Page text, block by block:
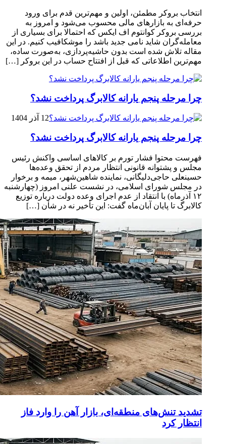
انتخاب بروکر مطمئن، اولین و مهم‌ترین قدم برای ورود
حرفه‌ای به بازارهای مالی محسوب می‌شود و امروز به
بررسی بروکر کوانتوم اف ایکس که احتمالا برای بسیاری از
معامله‌گران شاید نامی جدید باشد را موشکافیب کنیم. در این
مقاله تلاش شده است بدون حاشیه‌پردازی، به‌صورت ساده،
مهم‌ترین اطلاعاتی که قبل از افتتاح حساب در این بروکر […]
چرا مرحله پنجم یارانه کالابرگ پرداخت نشد؟
12 آذر 1404
چرا مرحله پنجم یارانه کالابرگ پرداخت نشد؟
فهرست محتوا فشار تورم بر کالاهای اساسی واکنش رئیس
مجلس و پشتوانه قانونی انتظار مردم از تحقق وعده‌ها
حسینعلی حاجی‌دلیگانی، نماینده شاهین‌شهر، میمه و برخوار
در مجلس شورای اسلامی، در نشست علنی امروز (چهارشنبه
۱۲ آذرماه) با انتقاد از عدم اجرای وعده دولت درباره توزیع
کالابرگ تا پایان آبان‌ماه گفت: این تأخیر نه در شأن […]
تشدید تنش‌های منطقه‌ای، بازار آهن را وارد فاز
انتظار کرد